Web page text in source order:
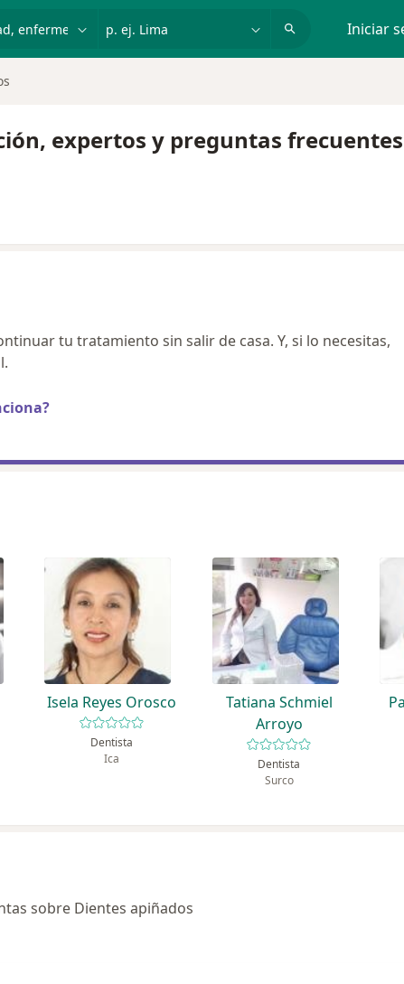
Iniciar
expertos y preguntas frecuentes
tu tratamiento sin salir de casa. Y, si lo necesitas,
Isela Reyes Orosco
Dentista
Ica
Tatiana Schmiel
Arroyo
Dentista
Surco
sobre Dientes apiñados